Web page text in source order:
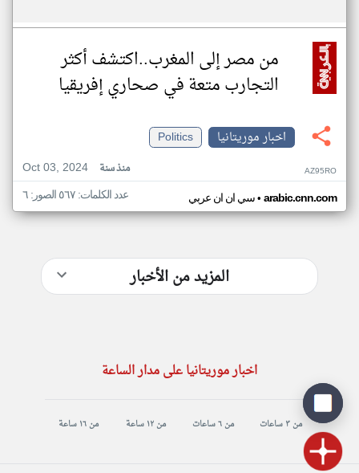
من مصر إلى المغرب..اكتشف أكثر
التجارب متعة في صحاري إفريقيا
اخبار موريتانيا
Politics
Oct 03, 2024
منذ سنة AZ95RO
سي ان ان عربي• arabic.cnn.com عدد الكلمات: ٥٦٧ الصور: ٦
المزيد من الأخبار
اخبار موريتانيا على مدار الساعة
من ٣ ساعات من ٦ ساعات من ١٢ ساعة من ١٦ ساعة